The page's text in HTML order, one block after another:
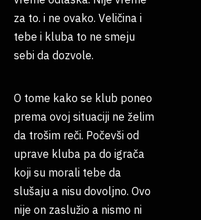
za to. i ne ovako. Veličina i
tebe i kluba to ne smeju
sebi da dozvole.
O tome kako se klub poneo
prema ovoj situaciji ne želim
da trošim reči. Počevši od
uprave kluba pa do igrača
koji su morali tebe da
slušaju a nisu dovoljno. Ovo
nije on zaslužio a nismo ni